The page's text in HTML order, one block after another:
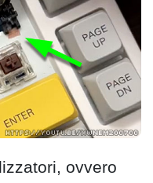
ovvero